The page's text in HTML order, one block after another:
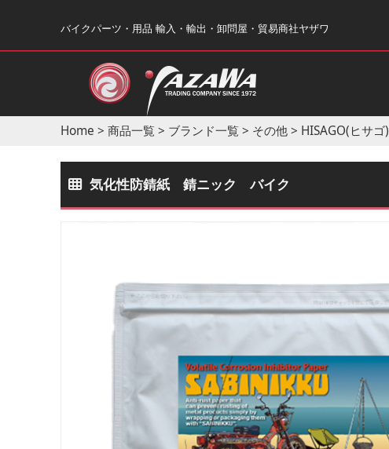
バイクパーツ・用品 輸入・輸出・卸問屋・貿易商社ヤザワ
Home >商品一覧 > ブランド一覧 > その他> HISAGO(ヒサゴ)
気化性防錆紙 錆ニック バイク